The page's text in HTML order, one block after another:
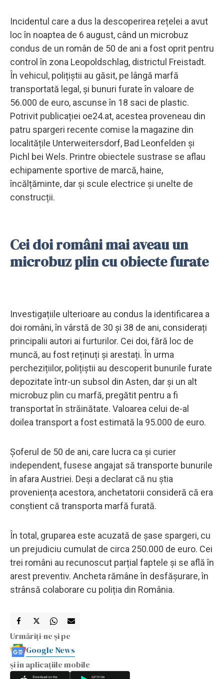
Incidentul care a dus la descoperirea rețelei a avut
loc în noaptea de 6 august, când un microbuz
condus de un român de 50 de ani a fost oprit pentru
control în zona Leopoldschlag, districtul Freistadt.
În vehicul, polițiștii au găsit, pe lângă marfă
transportată legal, și bunuri furate în valoare de
56.000 de euro, ascunse în 18 saci de plastic.
Potrivit publicației oe24.at, acestea proveneau din
patru spargeri recente comise la magazine din
localitățile Unterweitersdorf, Bad Leonfelden și
Pichl bei Wels. Printre obiectele sustrase se aflau
echipamente sportive de marcă, haine,
încălțăminte, dar și scule electrice și unelte de
construcții.
Cei doi români mai aveau un
microbuz plin cu obiecte furate
Investigațiile ulterioare au condus la identificarea a
doi români, în vârstă de 30 și 38 de ani, considerați
principalii autori ai furturilor. Cei doi, fără loc de
muncă, au fost reținuți și arestați. În urma
perchezițiilor, polițiștii au descoperit bunurile furate
depozitate într-un subsol din Asten, dar și un alt
microbuz plin cu marfă, pregătit pentru a fi
transportat în străinătate. Valoarea celui de-al
doilea transport a fost estimată la 95.000 de euro.
Șoferul de 50 de ani, care lucra ca și curier
independent, fusese angajat să transporte bunurile
în afara Austriei. Deși a declarat că nu știa
proveniența acestora, anchetatorii consideră că era
conștient că transporta marfă furată.
În total, gruparea este acuzată de șase spargeri, cu
un prejudiciu cumulat de circa 250.000 de euro. Cei
trei români au recunoscut parțial faptele și se află în
arest preventiv. Ancheta rămâne în desfășurare, în
strânsă colaborare cu poliția din România.
Urmăriți-ne și pe
Google News
și în aplicațiile mobile